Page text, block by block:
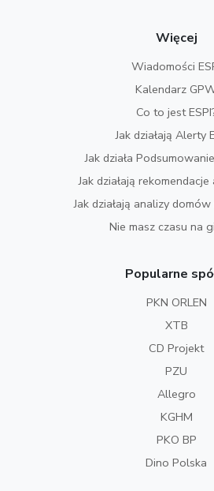
Więcej
Wiadomości
Kalendarz
Co to jest
Jak działają Alerty
Jak działa
Jak działają
Jak działają analizy
Nie masz czasu na
Popularne
PKN ORLEN
XTB
CD Projekt
PZU
Allegro
KGHM
PKO BP
Dino Polska